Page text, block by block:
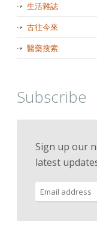
生活雜誌
古往今來
醫藥搜索
Subscribe
Sign up our
latest